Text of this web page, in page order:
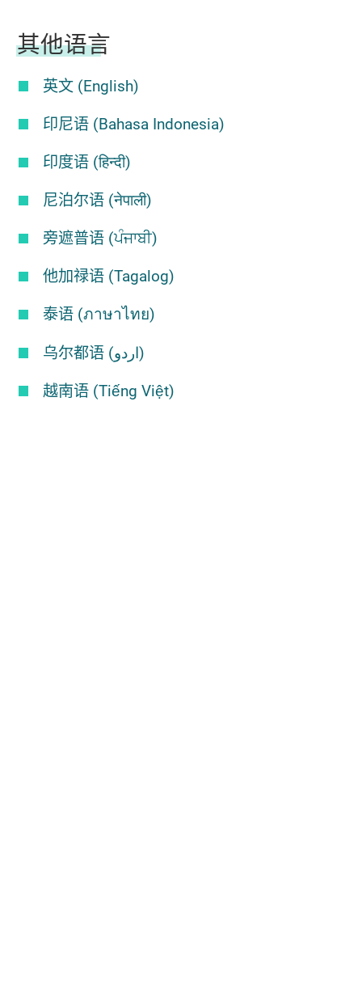
其他语言
英文 (English)
印尼语 (Bahasa Indonesia)
印度语 (हिन्दी)
尼泊尔语 (नेपाली)
旁遮普语 (ਪੰਜਾਬੀ)
他加禄语 (Tagalog)
泰语 (ภาษาไทย)
乌尔都语 (اردو)
越南语 (Tiếng Việt)